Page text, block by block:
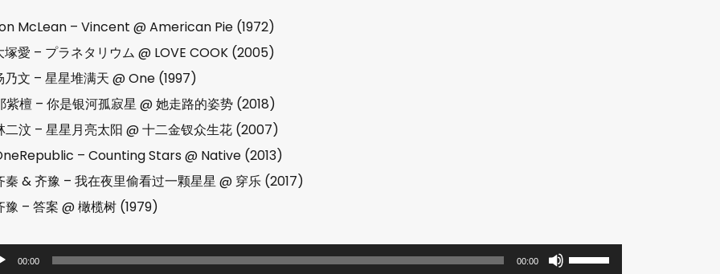
McLean – Vincent @ American Pie (1972)
塚愛 – プラネタリウム @ LOVE COOK (2005)
乃文 – 星星堆满天 @ One (1997)
紫檀 – 你是银河孤寂星 @ 她走路的姿势 (2018)
二汶 – 星星月亮太阳 @ 十二金钗众生花 (2007)
– Counting Stars @ Native (2013)
秦 & 齐豫 – 我在夜里偷看过一颗星星 @ 穿乐 (2017)
豫 – 答案 @ 橄榄树 (1979)
00:00 00:00
使